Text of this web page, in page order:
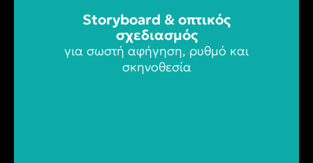
Storyboard & οπτικός
σχεδιασμός
για σωστή αφήγηση, ρυθμό και
σκηνοθεσία